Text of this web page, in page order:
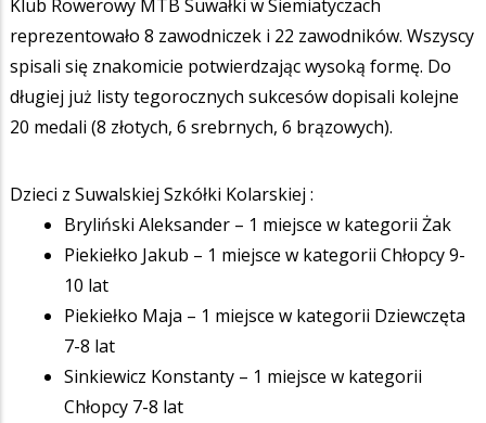
Klub Rowerowy MTB Suwałki w Siemiatyczach
reprezentowało 8 zawodniczek i 22 zawodników. Wszyscy
spisali się znakomicie potwierdzając wysoką formę. Do
długiej już listy tegorocznych sukcesów dopisali kolejne
20 medali (8 złotych, 6 srebrnych, 6 brązowych).
Dzieci z Suwalskiej Szkółki Kolarskiej :
Bryliński Aleksander – 1 miejsce w kategorii Żak
Piekiełko Jakub – 1 miejsce w kategorii Chłopcy 9-
10 lat
Piekiełko Maja – 1 miejsce w kategorii Dziewczęta
7-8 lat
Sinkiewicz Konstanty – 1 miejsce w kategorii
Chłopcy 7-8 lat